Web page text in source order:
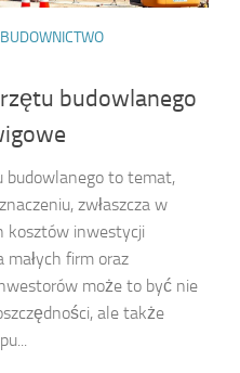
budowlanego
budowlanego to temat,
zwłaszcza w
kosztów inwestycji
małych firm oraz
może to być nie
ale także